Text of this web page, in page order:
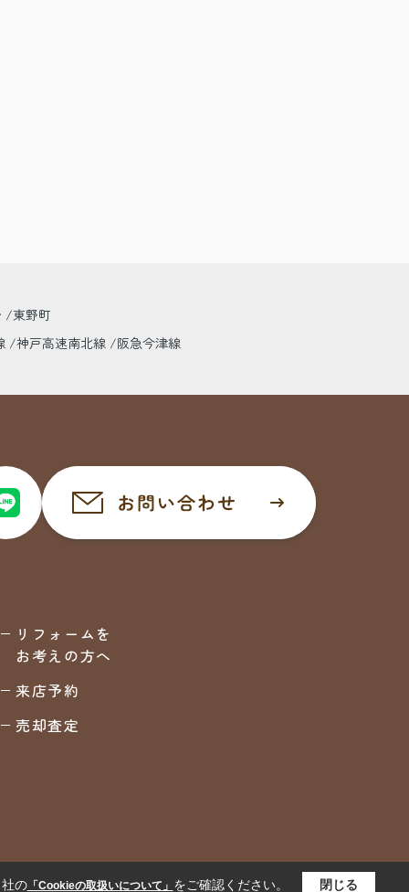
東野町
神戸高速南北線 阪急今津線
リフォームを
お考えの方へ
来店予約
売却査定
の「Cookieの取扱いについて」 をご確認ください。 閉じる